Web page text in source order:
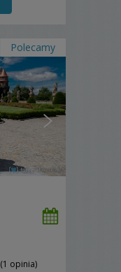
Polecamy
(1 opinia)